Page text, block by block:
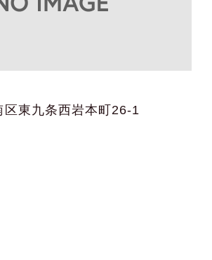
区東九条西岩本町26-1